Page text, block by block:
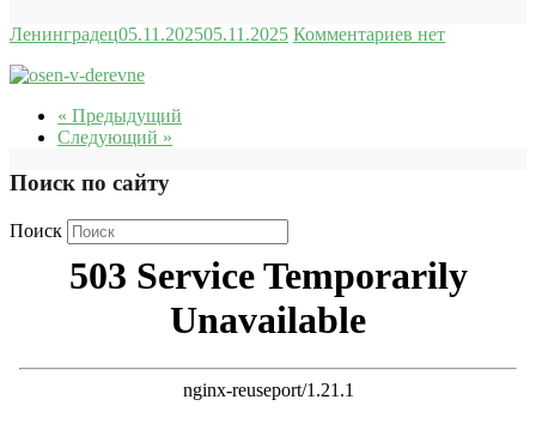
Ленинградец05.11.202505.11.2025 Комментариев нет
« Предыдущий
Следующий »
Поиск по сайту
Поиск